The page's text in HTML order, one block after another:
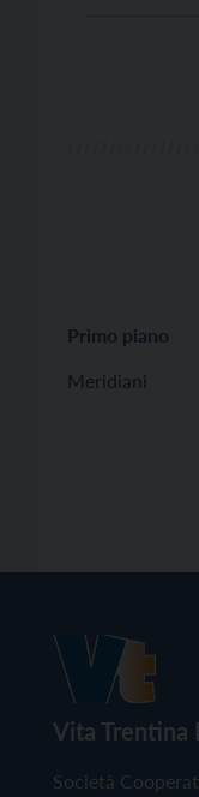
Primo piano
Meridiani
Vita Trentina
Società